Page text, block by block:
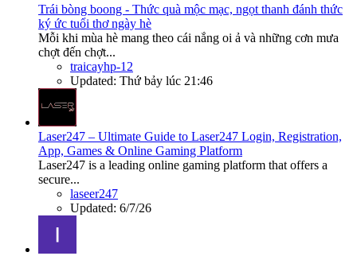
Trái bòng boong - Thức quà mộc mạc, ngọt thanh đánh thức
ký ức tuổi thơ ngày hè
Mỗi khi mùa hè mang theo cái nắng oi ả và những cơn mưa
chợt đến chợt...
traicayhp-12
Updated: Thứ bảy lúc 21:46
Laser247 – Ultimate Guide to Laser247 Login, Registration,
App, Games & Online Gaming Platform
Laser247 is a leading online gaming platform that offers a
secure...
laseer247
Updated: 6/7/26